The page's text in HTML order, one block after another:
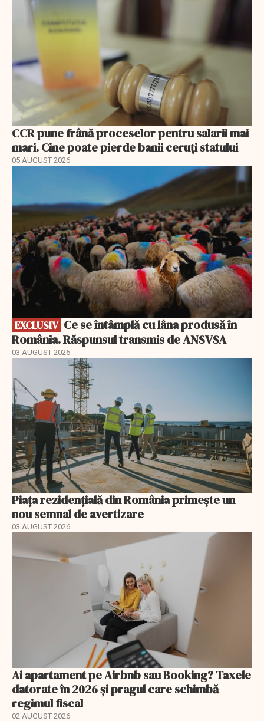
CCR pune frână proceselor pentru salarii mai
mari. Cine poate pierde banii ceruți statului
05 AUGUST 2026
EXCLUSIV
România. Răspunsul transmis de ANSVSA
03 AUGUST 2026
Piața rezidențială din România primește un
nou semnal de avertizare
03 AUGUST 2026
Ai apartament pe Airbnb sau Booking? Taxele
datorate în 2026 și pragul care schimbă
regimul fiscal
02 AUGUST 2026